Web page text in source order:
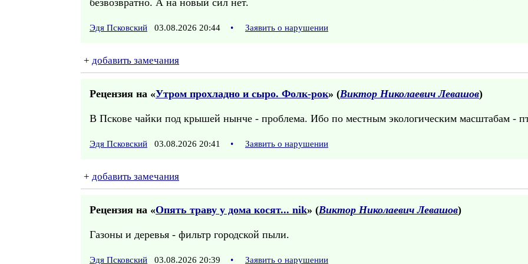
безвозвратно. А на новый сил нет.
Эдя Псковский 03.08.2026 20:44 • Заявить о нарушении
+ добавить замечания
Рецензия на «Утром прохладно и сыро. Фолк-рок» (Виктор Николаевич Левашов)
В Пскове чайки под крышей нынче - проблема. Ибо по местным экологическим масштабам -
Эдя Псковский 03.08.2026 20:41 • Заявить о нарушении
+ добавить замечания
Рецензия на «Опять траву у дома косят... nik» (Виктор Николаевич Левашов)
Газоны и деревья - фильтр городской пыли.
Эдя Псковский 03.08.2026 20:39 • Заявить о нарушении